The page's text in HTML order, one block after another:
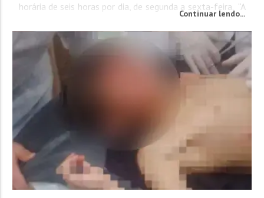
horária de seis horas por dia, de segunda a sexta-feira. “A
aqui temos uma fábrica de oportunidades. Temos...
Continuar lendo...